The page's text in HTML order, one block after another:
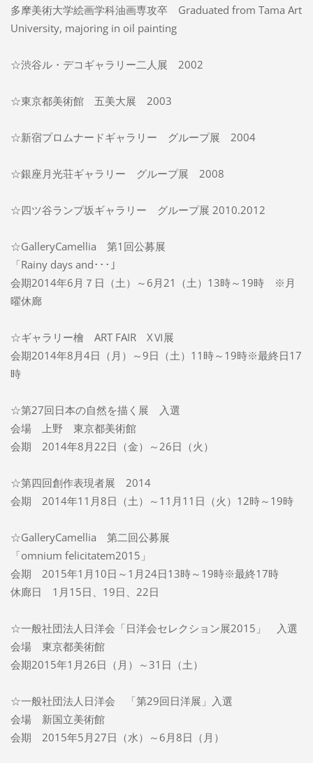
多摩美術大学絵画学科油画専攻卒 Graduated from Tama Art
University, majoring in oil painting
☆渋谷ル・デコギャラリー二人展 2002
☆東京都美術館 五美大展 2003
☆新宿プロムナードギャラリー グループ展 2004
☆銀座月光荘ギャラリー グループ展 2008
☆四ツ谷ランプ坂ギャラリー グループ展 2010.2012
☆GalleryCamellia 第1回公募展
「Rainy days and･･･」
会期2014年6月７日（土）～6月21（土）13時～19時 ※月
曜休廊
☆ギャラリー檜 ART FAIR XⅥ展
会期2014年8月4日（月）～9日（土）11時～19時※最終日17
時
☆第27回日本の自然を描く展 入選
会場 上野 東京都美術館
会期 2014年8月22日（金）～26日（火）
☆第四回創作表現者展 2014
会期 2014年11月8日（土）～11月11日（火）12時～19時
☆GalleryCamellia 第二回公募展
「omnium felicitatem2015」
会期 2015年1月10日～1月24日13時～19時※最終17時
休廊日 1月15日、19日、22日
☆一般社団法人日洋会「日洋会セレクション展2015」 入選
会場 東京都美術館
会期2015年1月26日（月）～31日（土）
☆一般社団法人日洋会 「第29回日洋展」入選
会場 新国立美術館
会期 2015年5月27日（水）～6月8日（月）